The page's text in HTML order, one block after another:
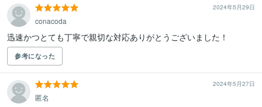
2024年5月29日
conacoda
迅速かつとても丁寧で親切な対応ありがとうございました！
参考になった
2024年5月27日
匿名